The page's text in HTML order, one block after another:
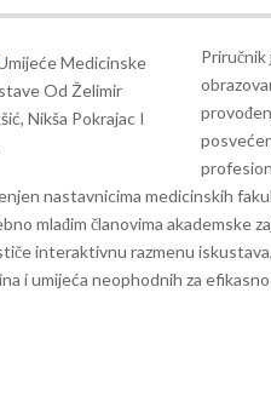
Priručnik
nastavnicima medicinskih
mlađim članovima akademske
interaktivnu razmenu
i umijeća neophodnih za